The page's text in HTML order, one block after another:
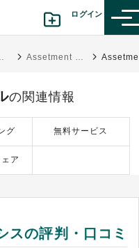
ログイン
ール Assetment Neo for 情シス
の関連情報
グ 無料サービス
ア
の評判・口コミ